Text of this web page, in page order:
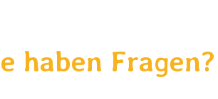
haben Fragen?